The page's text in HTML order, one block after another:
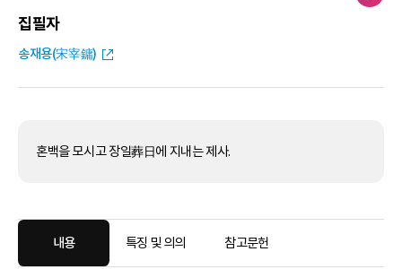
집필자
송재용(宋宰鏞)
혼백을 모시고 장일葬日에 지내는 제사.
내용 특징 및 의의 참고문헌